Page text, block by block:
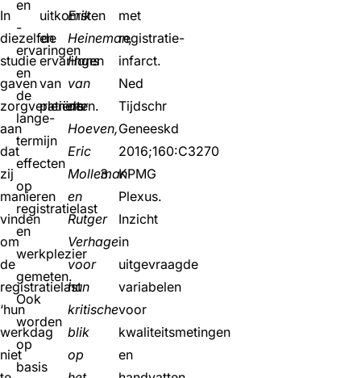
In
diezelfde
studie
gaven
zorgverleners
aan
dat
zij
manieren
vinden
om
de
registratielast
‘hun
werkdag
niet
en
-
ervaringen
en
de
lange-
termijn
effecten
op
registratielast
en
werkplezier
gemeten.
Ook
worden
op
basis
uitkomsten
en
ervaringen
van
patiënten.
Erik
Heineman,
Hans
van
der
Hoeven,
Eric
Molleman
en
Rutger
Verhage
voor
hun
kritische
blik
op
met
registratie-
infarct.
Ned
Tijdschr
Geneeskd
2016;160:C3270
KPMG
Plexus.
Inzicht
in
uitgevraagde
variabelen
voor
kwaliteitsmetingen
en